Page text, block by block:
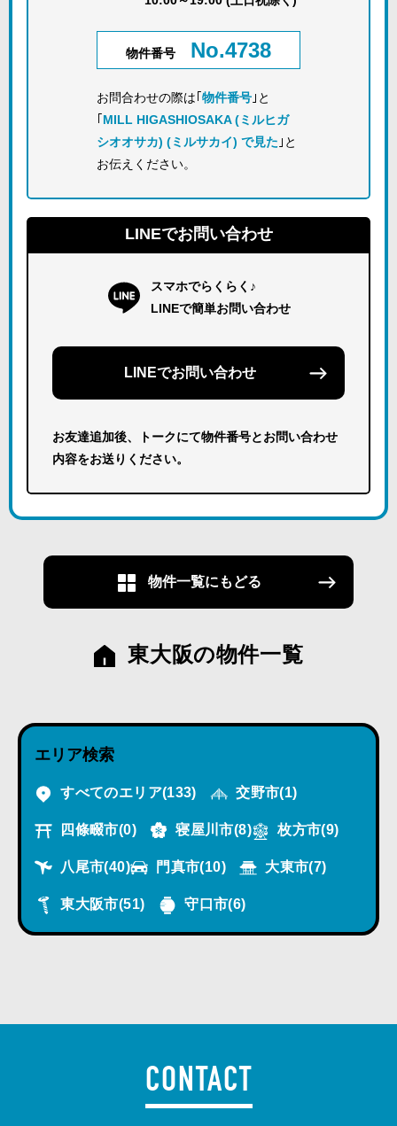
物件番号 No.4738
お問合わせの際は｢ 物件番号 ｣と
MILL HIGASHIOSAKA (ミルヒガ
シオオサカ) (ミルサカイ) で見た ｣と
お伝えください。
LINEでお問い合わせ
スマホでらくらく♪
LINEで簡単お問い合わせ
LINEでお問い合わせ
お友達追加後、トークにて物件番号とお問い合わせ
内容をお送りください。
物件一覧にもどる
東大阪の物件一覧
エリア検索
すべてのエリア(133) 交野市(1)
四條畷市(0) 寝屋川市(8) 枚方市(9)
八尾市(40) 門真市(10) 大東市(7)
東大阪市(51) 守口市(6)
CONTACT